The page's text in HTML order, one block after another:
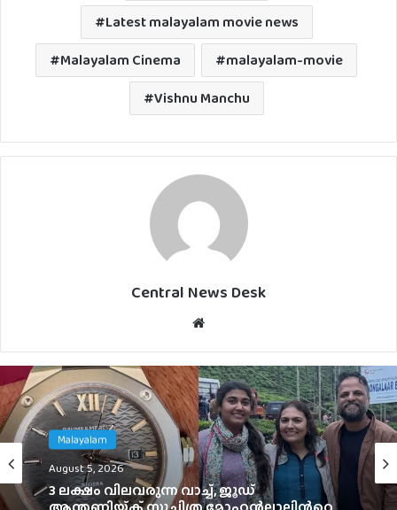
Latest malayalam movie news
Malayalam Cinema
malayalam-movie
Vishnu Manchu
Central News Desk
Malayalam
August 5, 2026
Malayalam
August 4, 2026